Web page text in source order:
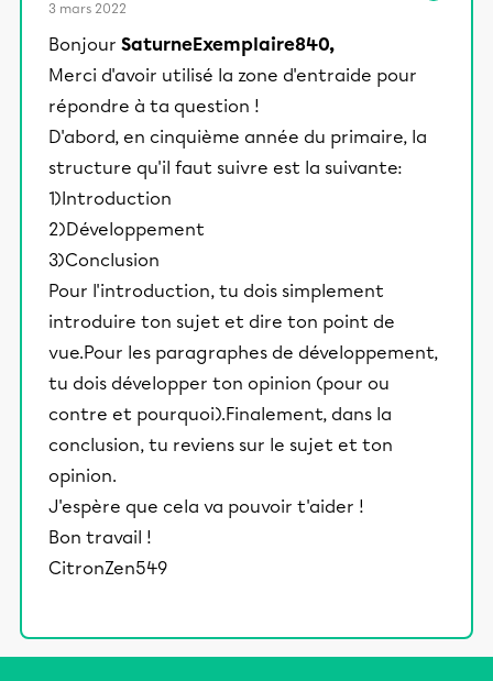
3 mars 2022
Bonjour SaturneExemplaire840,
Merci d'avoir utilisé la zone d'entraide pour
répondre à ta question !
D'abord, en cinquième année du primaire, la
structure qu'il faut suivre est la suivante:
1)Introduction
2)Développement
3)Conclusion
Pour l'introduction, tu dois simplement
introduire ton sujet et dire ton point de
vue.Pour les paragraphes de développement,
tu dois développer ton opinion (pour ou
contre et pourquoi).Finalement, dans la
conclusion, tu reviens sur le sujet et ton
opinion.
J'espère que cela va pouvoir t'aider !
Bon travail !
CitronZen549